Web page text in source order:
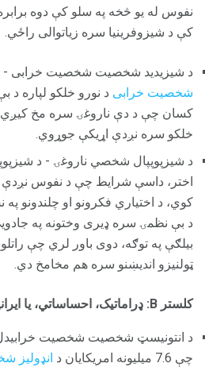
نفوس له یو څخه په سلو کې دوه
کې د شیزوفرینیا سره زیاتوالی راځي.
د شیزیدید شخصیت شخصیت خرابی -
شخصیت خرابی د نورو خلکو لپاره د
کسان چې د دې ناروغۍ سره مخ کیږي
خلکو سره نږدې اړیکې جوړوي.
د شیزپوپپال شخصي ناروغۍ - د
اختر، داسې شرایط چې د نفوس
کوي، د اختیاري فکرونو او چلندونو
د بې نظمۍ سره ډیری وختونه په
بیلګې په توګه، دوی باور لري چې
ټولنیزو اندیښنو سره هم مخامخ دي.
کلستر B: ډراماتيک، احساساتي، یا ایرانیان
د انتونیسټ شخصیت شخصیت
چې 7.6 میلیونه امریکایان د